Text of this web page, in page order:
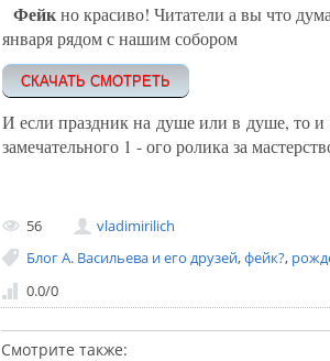
Фейкно красиво! Читатели а вы что
января рядом с нашим собором
СКАЧАТЬ СМОТРЕТЬ
И если праздник на душе или в душе, то и
замечательного 1 - ого ролика за
56
vladimirilich
Блог А. Васильева и его друзей,фейк?,
0.0/0
Смотрите также: